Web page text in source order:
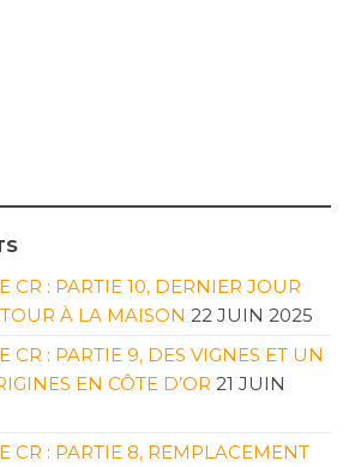
CR : PARTIE 10, DERNIER JOUR
À LA MAISON 22 JUIN 2025
CR : PARTIE 9, DES VIGNES ET UN
EN CÔTE D’OR 21 JUIN
CR : PARTIE 8, REMPLACEMENT